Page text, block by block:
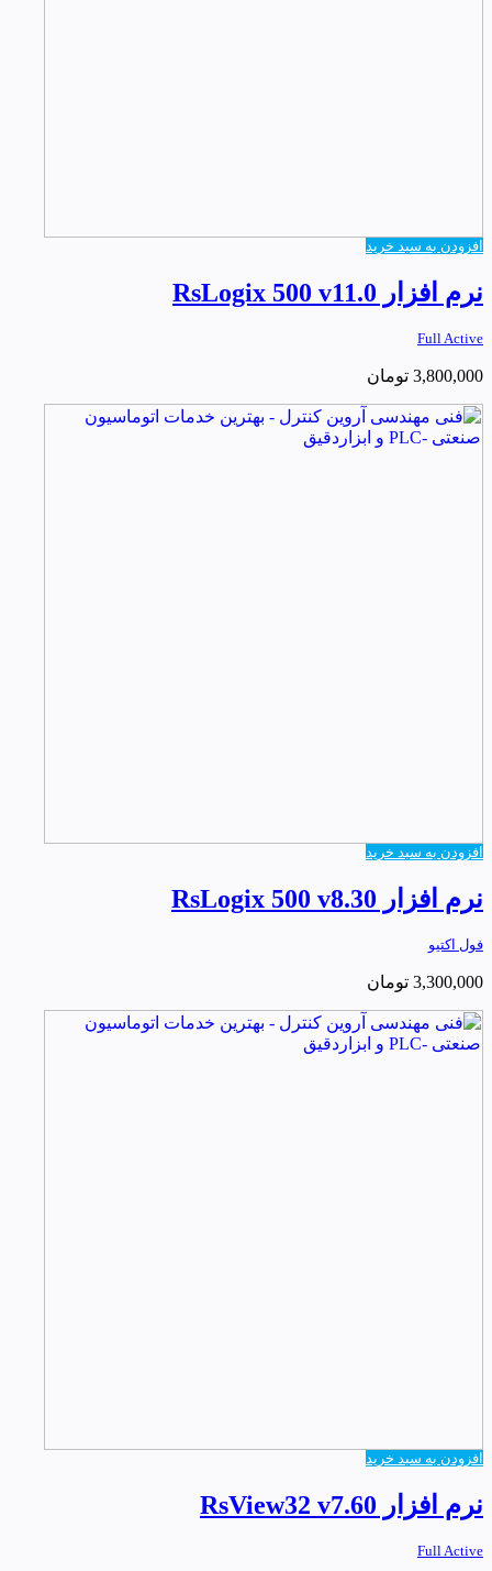
افزودن به سبد خرید
نرم افزار RsLogix 500 v11.0
Full Active
3,800,000 تومان
افزودن به سبد خرید
نرم افزار RsLogix 500 v8.30
فول اکتیو
3,300,000 تومان
افزودن به سبد خرید
نرم افزار RsView32 v7.60
Full Active